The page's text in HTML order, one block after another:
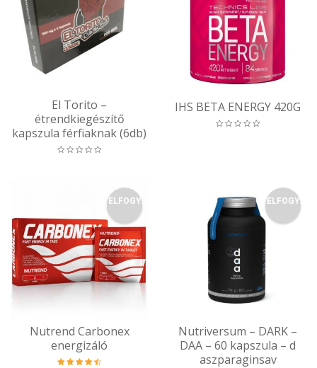
El Torito –
étrendkiegészítő
kapszula férfiaknak (6db)
IHS BETA ENERGY 420G
ELFOGY.
Nutrend Carbonex
energizáló
ELFOGY.
Nutriversum – DARK –
DAA – 60 kapszula – d
aszparaginsav